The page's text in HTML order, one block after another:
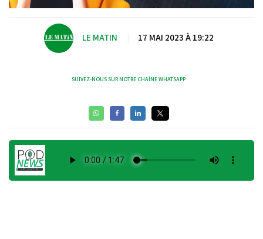
LE MATIN 17 MAI 2023 À 19:22
SUIVEZ-NOUS SUR NOTRE CHAÎNE WHATSAPP